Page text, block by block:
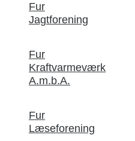
Fur
Jagtforening
Fur
Kraftvarmeværk
A.m.b.A.
Fur
Læseforening